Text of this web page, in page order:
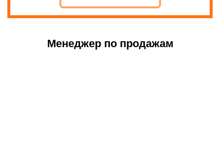
Менеджер по продажам